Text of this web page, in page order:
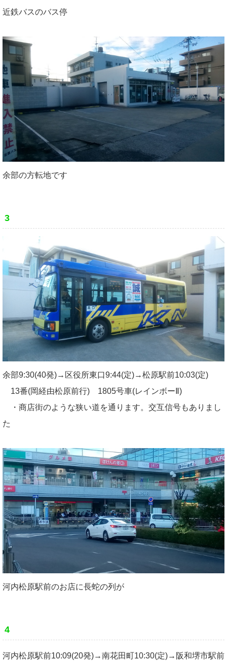
近鉄バスのバス停
余部の方転地です
3
余部9:30(40発)→区役所東口9:44(定)→松原駅前10:03(定)
13番(岡経由松原前行) 1805号車(レインボーⅡ)
・商店街のような狭い道を通ります。交互信号もありまし
た
河内松原駅前のお店に長蛇の列が
4
河内松原駅前10:09(20発)→南花田町10:30(定)→阪和堺市駅前